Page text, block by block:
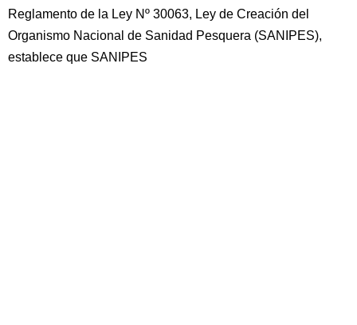
Reglamento de la Ley Nº 30063, Ley de Creación del
Organismo Nacional de Sanidad Pesquera (SANIPES),
establece que SANIPES